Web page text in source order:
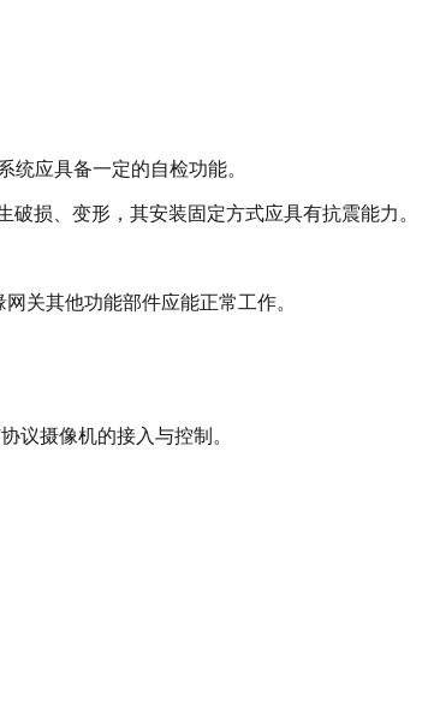
应具备一定的自检功能。
损、变形，其安装固定方式应具有抗震能力。
关其他功能部件应能正常工作。
议摄像机的接入与控制。